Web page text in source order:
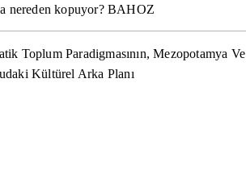
nereden kopuyor? BAHOZ
Toplum Paradigmasının, Mezopotamya Ve
Kültürel Arka Planı